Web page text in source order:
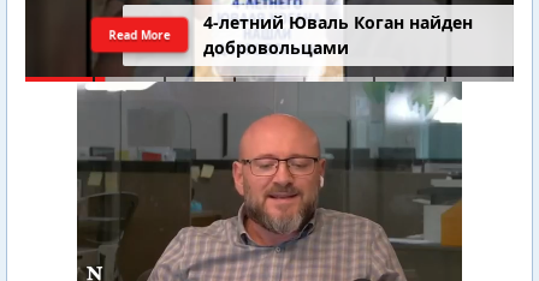
4-летний Юваль Коган найден
добровольцами
Read More